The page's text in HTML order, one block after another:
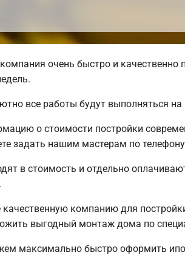
очень быстро и качественно
все работы будут выполняться
о стоимости постройки
задать нашим мастерам по
в стоимость и отдельно
качественную компанию для
выгодный монтаж дома по
максимально быстро оформить